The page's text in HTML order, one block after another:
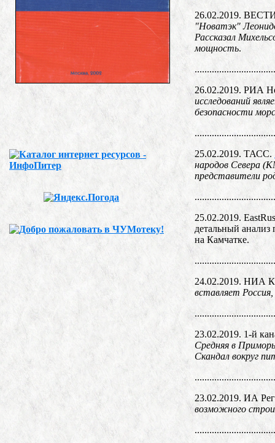
26.02.2019.
"Новатэк"
Рассказал
мощность.
26.02.2019. РИА
исследований
безопасности
25.02.2019. ТАСС.
народов Севера
представители
25.02.2019.
детальный
на Камчатке.
24.02.2019. НИА
вставляет
23.02.2019. 1-й
Средняя в
Скандал вокруг
23.02.2019. ИА
возможного